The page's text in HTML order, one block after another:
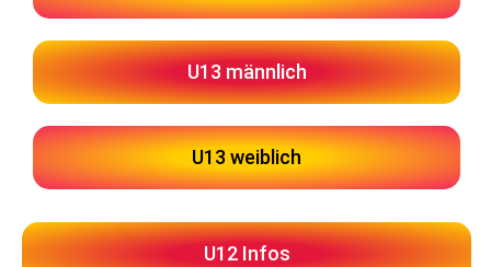
U13 männlich
U13 weiblich
U12 Infos